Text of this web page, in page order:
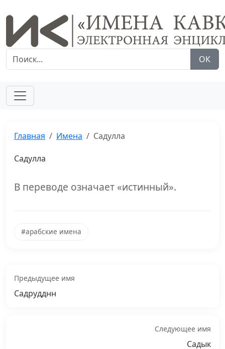
ОК
Главная Имена Садулла
Садулла
В переводе означает «истинный».
#арабские имена
Предыдущее имя
Садрудднн
Следующее имя
Садык